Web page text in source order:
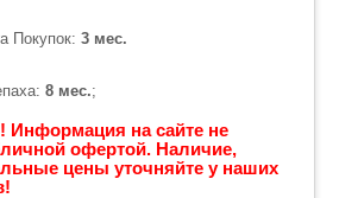
Покупок: 3 мес.
8 мес.;
на сайте не
офертой. Наличие,
цены уточняйте у наших